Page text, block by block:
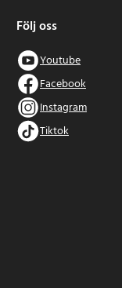
Följ oss
Youtube
Facebook
Instagram
Tiktok